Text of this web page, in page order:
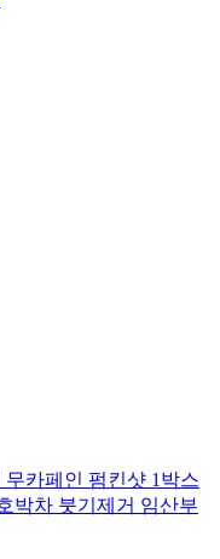
카페인 펌킨샷 1박스
박차 붓기제거 임산부